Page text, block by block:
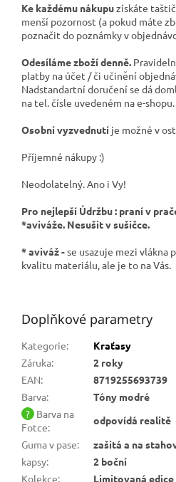
Ke každému nákupuzískáte
menší pozornost (a pokud máte
poznačit do poznámky v
Odesíláme zboží denně.
platby na účet / či učinění
Nadstandartní doručení se dá
na tel. čísle uvedeném na e-shopu.
Osobní vyzvednutí je možné v
Příjemné nákupy :)
Neodolatelný. Ano i Vy!
Pro nejlepší Údržbu : praní v
*aviváže. Nesušit v sušičce.
* aviváž -se usazuje mezi vlákna
kvalitu materiálu, ale je to na Vás.
Doplňkové parametry
Kategorie:
Kraťasy
Záruka:
2 roky
EAN:
8719255693739
Barva:
Tóny modré
? Barva na
Fotce:
odpovídá realitě
Guma v pase:
zašitá a na
kapsy:
2 boční
Kolekce: Limitovaná edice